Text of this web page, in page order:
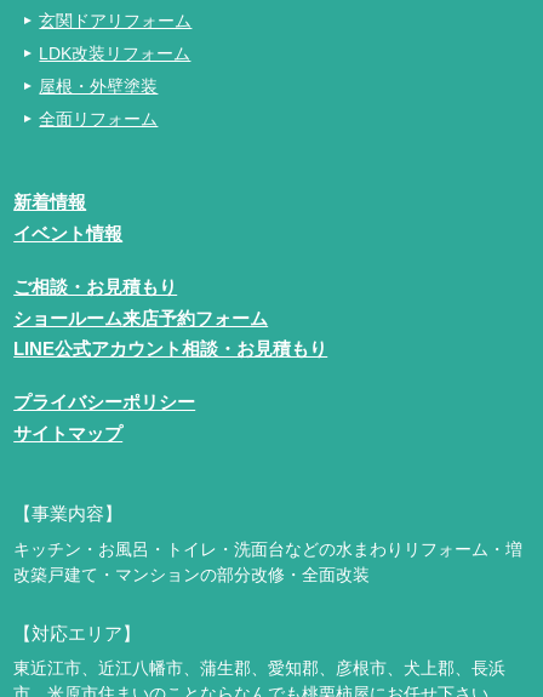
玄関ドアリフォーム
LDK改装リフォーム
屋根・外壁塗装
全面リフォーム
新着情報
イベント情報
ご相談・お見積もり
ショールーム来店予約フォーム
LINE公式アカウント相談・お見積もり
プライバシーポリシー
サイトマップ
【事業内容】
キッチン・お風呂・トイレ・洗面台などの水まわりリフォーム・増
改築戸建て・マンションの部分改修・全面改装
【対応エリア】
東近江市、近江八幡市、蒲生郡、愛知郡、彦根市、犬上郡、長浜